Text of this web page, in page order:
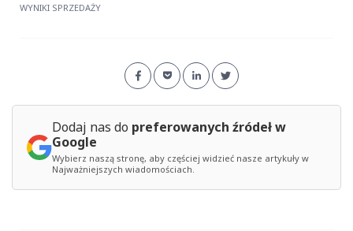
WYNIKI SPRZEDAŻY
Dodaj nas do preferowanych źródeł w
Google
Wybierz naszą stronę, aby częściej widzieć nasze artykuły w
Najważniejszych wiadomościach.